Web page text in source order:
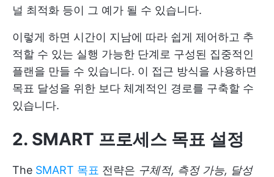
널 최적화 등이 그 예가 될 수 있습니다.
이렇게 하면 시간이 지남에 따라 쉽게 제어하고 추
적할 수 있는 실행 가능한 단계로 구성된 집중적인
플랜을 만들 수 있습니다. 이 접근 방식을 사용하면
목표 달성을 위한 보다 체계적인 경로를 구축할 수
있습니다.
2. SMART 프로세스 목표 설정
The SMART 목표 전략은 구체적, 측정 가능, 달성